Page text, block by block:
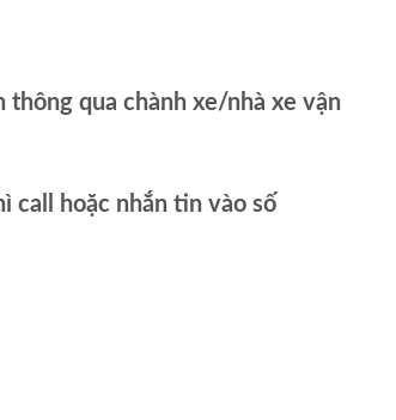
thông qua chành xe/nhà xe vận
call hoặc nhắn tin vào số